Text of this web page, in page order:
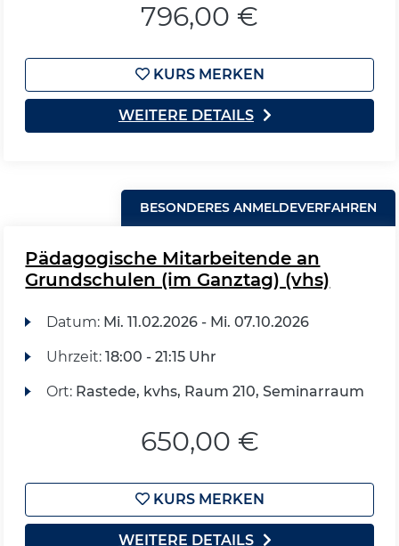
796,00 €
KURS MERKEN
WEITERE DETAILS
BESONDERES ANMELDEVERFAHREN
Pädagogische Mitarbeitende an
Grundschulen (im Ganztag) (vhs)
Datum: Mi. 11.02.2026 - Mi. 07.10.2026
Uhrzeit: 18:00 - 21:15 Uhr
Ort: Rastede, kvhs, Raum 210, Seminarraum
650,00 €
KURS MERKEN
WEITERE DETAILS